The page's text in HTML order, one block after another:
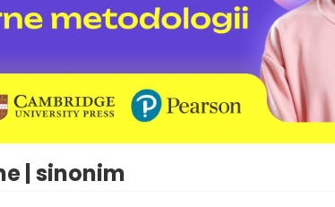
| sinonim